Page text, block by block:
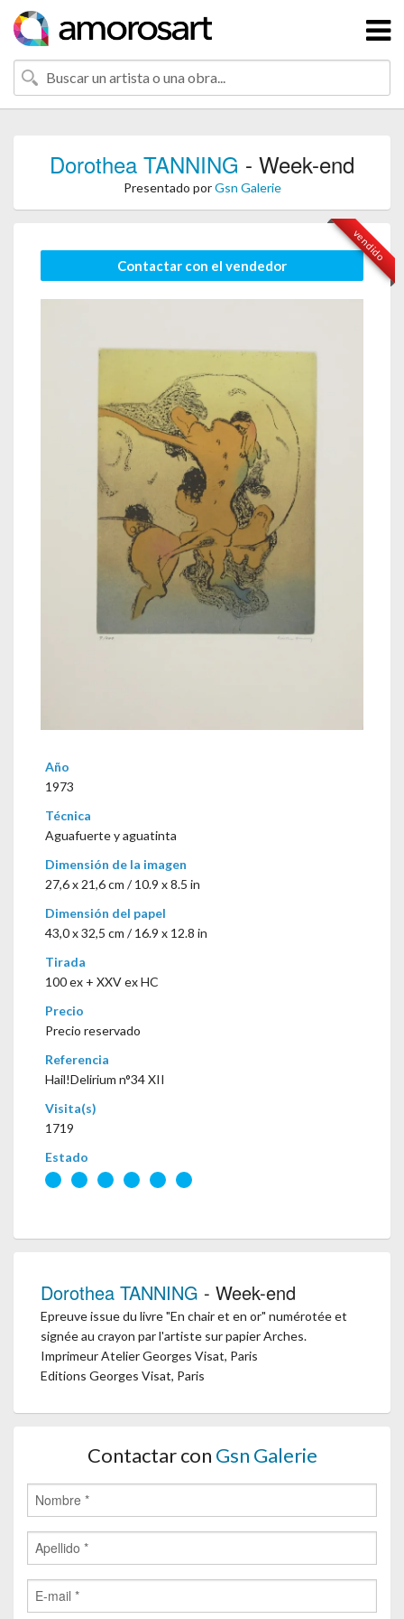
Dorothea TANNING - Week-end
Presentado porGsn Galerie
vendido
Contactar con el vendedor
Año
1973
Técnica
Aguafuerte y aguatinta
Dimensión de la imagen
27,6 x 21,6 cm / 10.9 x 8.5 in
Dimensión del papel
43,0 x 32,5 cm / 16.9 x 12.8 in
Tirada
100 ex + XXV ex HC
Precio
Precio reservado
Referencia
Hail!Delirium n°34 XII
Visita(s)
1719
Estado
Dorothea TANNING - Week-end
Epreuve issue du livre "En chair et en or" numérotée et
signée au crayon par l'artiste sur papier Arches.
Imprimeur Atelier Georges Visat, Paris
Editions Georges Visat, Paris
Contactar con Gsn Galerie